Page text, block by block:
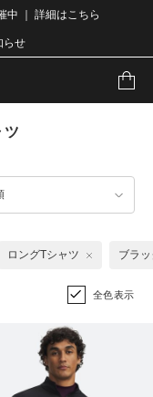
中 ｜ 詳細はこちら
らせ
ロングTシャツ ブラ
全色表示